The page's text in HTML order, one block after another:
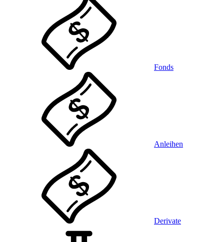
Fonds
Anleihen
Derivate